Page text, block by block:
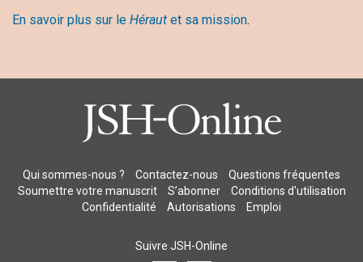
En savoir plus sur le Héraut et sa mission.
Qui sommes-nous ? Contactez-nous
Questions fréquentes
Soumettre votre manuscrit
S’abonner
Conditions d'utilisation
Confidentialité
Autorisations Emploi
Suivre JSH-Online